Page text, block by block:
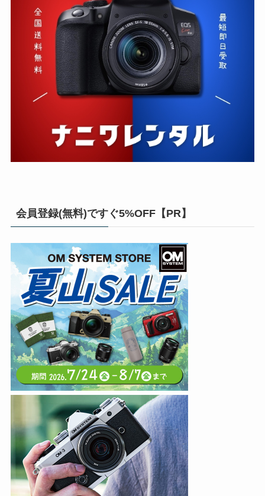
会員登録(無料)ですぐ5%OFF【PR】